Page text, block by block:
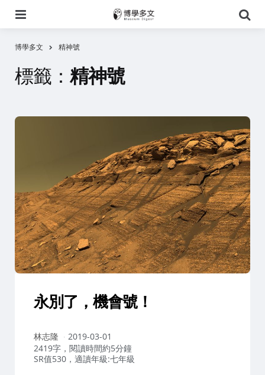
尋
博學多文 精神號
標籤： 精神號
永別了，機會號！
作
者：
林志隆
2019-03-01
2419字，閱讀時間約5分鐘
SR值530，適讀年級:七年級